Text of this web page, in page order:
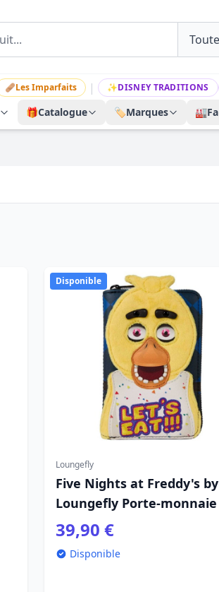
🩹Les Imparfaits | ✨DISNEY TRADITIONS
🎁Catalogue 🏷️Marques 🏭
Disponible
Loungefly
Five Nights at Freddy's by
Loungefly Porte-monnaie
39,90 €
Disponible